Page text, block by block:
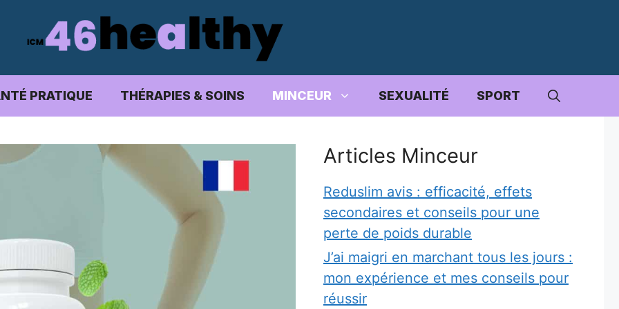
PRATIQUE THÉRAPIES & SOINS MINCEUR SEXUALITÉ SPORT
Articles Minceur
Reduslim avis : efficacité, effets
secondaires et conseils pour une
perte de poids durable
J’ai maigri en marchant tous les jours :
mon expérience et mes conseils pour
réussir